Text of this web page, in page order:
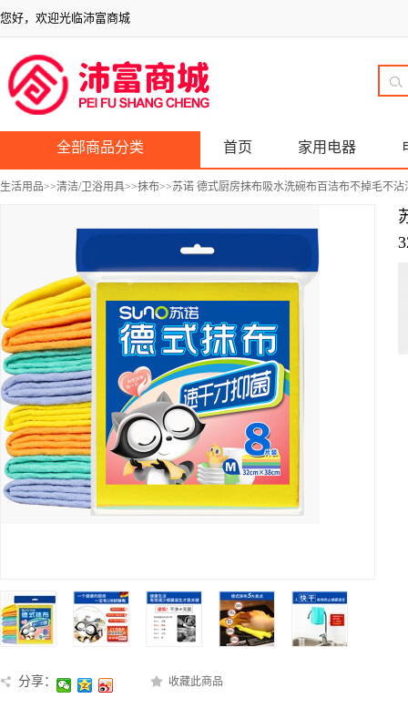
您好，欢迎光临沛富商城
全部商品分类 首页 家用电器
生活用品>>清洁/卫浴用具>>抹布>>苏诺 德式厨房抹布吸水洗碗布百洁布不掉毛不沾
分享： 收藏此商品